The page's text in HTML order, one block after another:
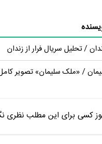
/ تحليل سريال فرار از زندان
/ «ملک سلیمان» تصویر
کسی برای این مطلب نظری